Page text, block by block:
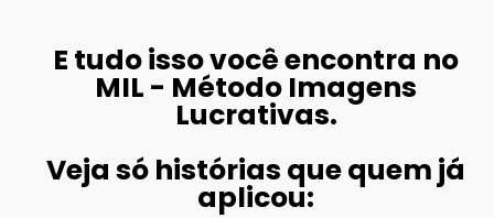
E tudo isso você encontra no
MIL - Método Imagens
Lucrativas.
Veja só histórias que quem já
aplicou: